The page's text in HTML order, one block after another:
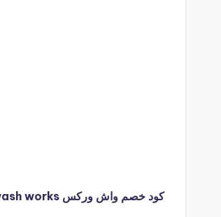
كود خصم واش وركس wash works لخدمة غسيل سيارات متنقلة – مرحبا خصومات